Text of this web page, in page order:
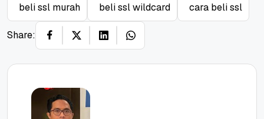
beli ssl murah beli ssl wildcard cara beli ssl
Share: